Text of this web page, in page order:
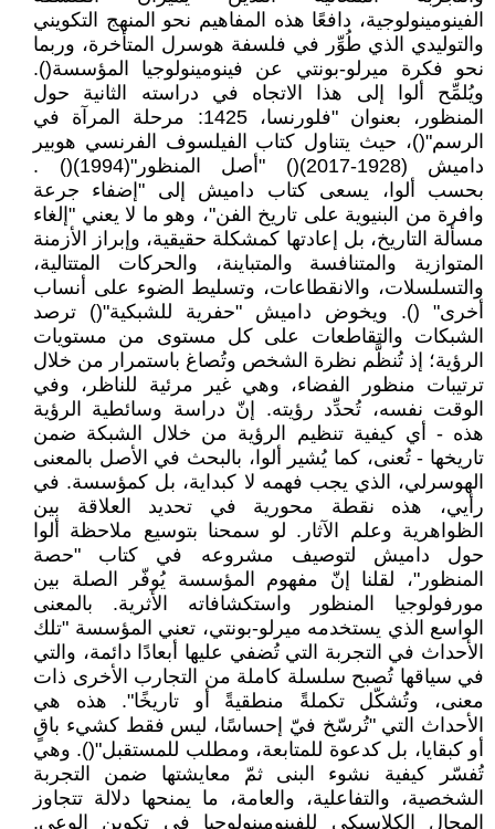
الفينومينولوجية، دافعًا هذه المفاهيم نحو المنهج التكويني
والتوليدي الذي طُوِّر في فلسفة هوسرل المتأخرة، وربما
نحو فكرة ميرلو-بونتي عن فينومينولوجيا المؤسسة().
ويُلمِّح ألوا إلى هذا الاتجاه في دراسته الثانية حول
المنظور، بعنوان "فلورنسا، 1425: مرحلة المرآة في
الرسم"()، حيث يتناول كتاب الفيلسوف الفرنسي هوبير
داميش (1928-2017)() "أصل المنظور"(1994)() .
بحسب ألوا، يسعى كتاب داميش إلى "إضفاء جرعة
وافرة من البنيوية على تاريخ الفن"، وهو ما لا يعني "إلغاء
مسألة التاريخ، بل إعادتها كمشكلة حقيقية، وإبراز الأزمنة
المتوازية والمتنافسة والمتباينة، والحركات المتتالية،
والتسلسلات، والانقطاعات، وتسليط الضوء على أنساب
أخرى" (). ويخوض داميش "حفرية للشبكية"() ترصد
الشبكات والتقاطعات على كل مستوى من مستويات
الرؤية؛ إذ تُنظَّم نظرة الشخص وتُصاغ باستمرار من خلال
ترتيبات منظور الفضاء، وهي غير مرئية للناظر، وفي
الوقت نفسه، تُحدِّد رؤيته. إنّ دراسة وسائطية الرؤية
هذه - أي كيفية تنظيم الرؤية من خلال الشبكة ضمن
تاريخها - تُعنى، كما يُشير ألوا، بالبحث في الأصل بالمعنى
الهوسرلي، الذي يجب فهمه لا كبداية، بل كمؤسسة. في
رأيي، هذه نقطة محورية في تحديد العلاقة بين
الظواهرية وعلم الآثار. لو سمحنا بتوسيع ملاحظة ألوا
حول داميش لتوصيف مشروعه في كتاب "حصة
المنظور"، لقلنا إنّ مفهوم المؤسسة يُوفّر الصلة بين
مورفولوجيا المنظور واستكشافاته الأثرية. بالمعنى
الواسع الذي يستخدمه ميرلو-بونتي، تعني المؤسسة "تلك
الأحداث في التجربة التي تُضفي عليها أبعادًا دائمة، والتي
في سياقها تُصبح سلسلة كاملة من التجارب الأخرى ذات
معنى، وتُشكّل تكملةً منطقيةً أو تاريخًا". هذه هي
الأحداث التي "تُرسّخ فيّ إحساسًا، ليس فقط كشيء باقٍ
أو كبقايا، بل كدعوة للمتابعة، ومطلب للمستقبل"(). وهي
تُفسّر كيفية نشوء البنى ثمّ معايشتها ضمن التجربة
الشخصية، والتفاعلية، والعامة، ما يمنحها دلالة تتجاوز
المجال الكلاسيكي للفينومينولوجيا في تكوين الوعي.